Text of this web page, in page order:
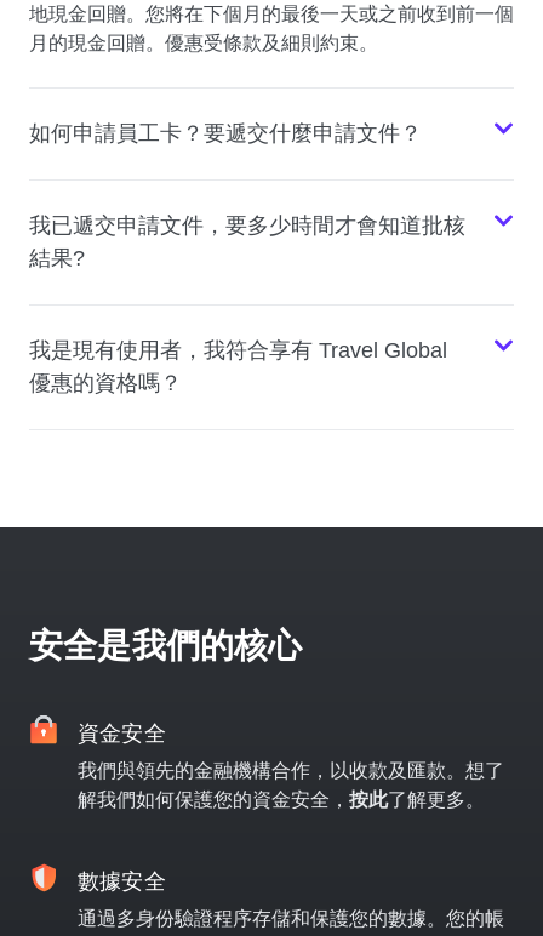
地現金回贈。您將在下個月的最後一天或之前收到前一個
月的現金回贈。優惠受條款及細則約束。
如何申請員工卡？要遞交什麼申請文件？
我已遞交申請文件，要多少時間才會知道批核
結果?
我是現有使用者，我符合享有 Travel Global
優惠的資格嗎？
安全是我們的核心
資金安全
我們與領先的金融機構合作，以收款及匯款。想了
解我們如何保護您的資金安全， 按此了解更多。
數據安全
通過多身份驗證程序存儲和保護您的數據。您的帳